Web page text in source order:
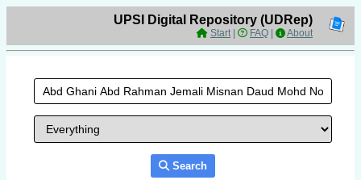
UPSI Digital Repository (UDRep)
Start| FAQ About
Search